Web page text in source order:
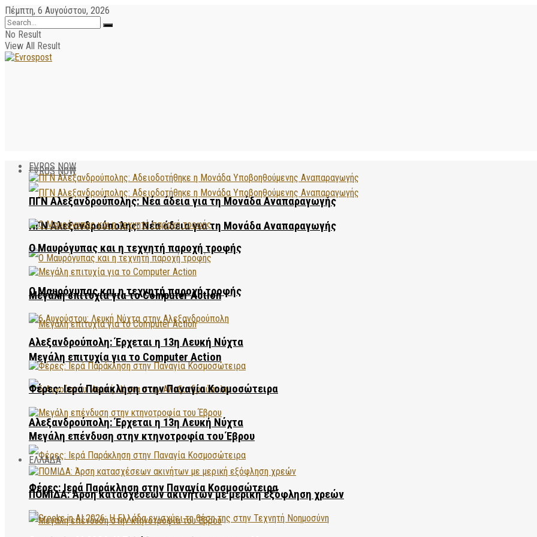
Πέμπτη, 6 Αυγούστου, 2026
No Result
View All Result
EVROS NOW
ΠΓΝ Αλεξανδρούπολης: Νέα άδεια για τη Μονάδα Αναπαραγωγής
Ο Μαυρόγυπας και η τεχνητή παροχή τροφής
Μεγάλη επιτυχία για το Computer Action
Αλεξανδρούπολη: Έρχεται η 13η Λευκή Νύχτα
Φέρες: Ιερά Παράκληση στην Παναγία Κοσμοσώτειρα
EVROS NOW
ΠΓΝ Αλεξανδρούπολης: Νέα άδεια για τη Μονάδα Αναπαραγωγής
Ο Μαυρόγυπας και η τεχνητή παροχή τροφής
Μεγάλη επιτυχία για το Computer Action
Αλεξανδρούπολη: Έρχεται η 13η Λευκή Νύχτα
Φέρες: Ιερά Παράκληση στην Παναγία Κοσμοσώτειρα
Μεγάλη επένδυση στην κτηνοτροφία του Έβρου
ΕΛΛΑΔΑ
ΠΟΜΙΔΑ: Άρση κατασχέσεων ακινήτων με μερική εξόφληση χρεών